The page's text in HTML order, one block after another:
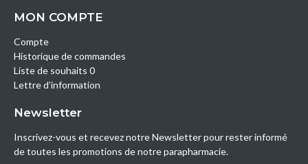
MON COMPTE
Compte
Historique de commandes
Liste de souhaits 0
Lettre d’information
Newsletter
Inscrivez-vous et recevez notre Newsletter pour rester informé
de toutes les promotions de notre parapharmacie.